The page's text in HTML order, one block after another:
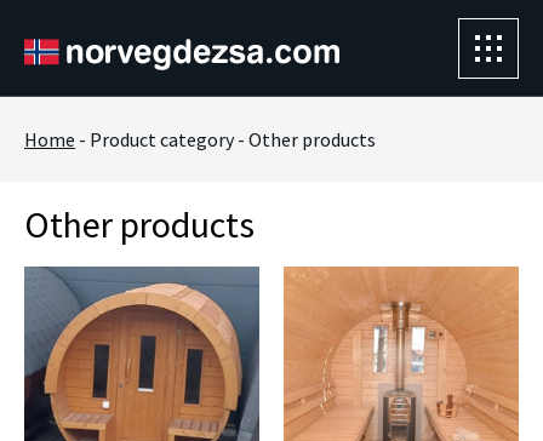
Home - Product category- Other products
Other products